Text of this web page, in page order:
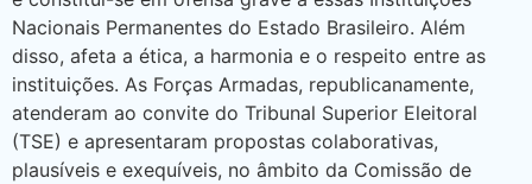
Nacionais Permanentes do Estado Brasileiro. Além
disso, afeta a ética, a harmonia e o respeito entre as
instituições. As Forças Armadas, republicanamente,
atenderam ao convite do Tribunal Superior Eleitoral
(TSE) e apresentaram propostas colaborativas,
plausíveis e exequíveis, no âmbito da Comissão de